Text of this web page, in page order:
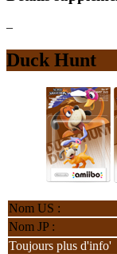
–
Duck Hunt
Nom US :
Nom JP :
Toujours plus d'info'